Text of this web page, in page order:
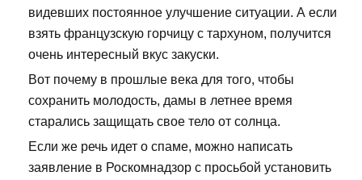
видевших постоянное улучшение ситуации. А если
взять французскую горчицу с тархуном, получится
очень интересный вкус закуски.
Вот почему в прошлые века для того, чтобы
сохранить молодость, дамы в летнее время
старались защищать свое тело от солнца.
Если же речь идет о спаме, можно написать
заявление в Роскомнадзор с просьбой установить